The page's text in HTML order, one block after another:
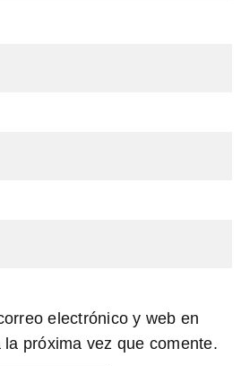
electrónico y web en
próxima vez que comente.